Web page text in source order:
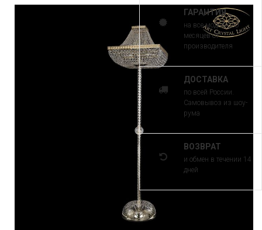
ГАРАНТИЯ
на все модели 30
месяцев от
производителя
ДОСТАВКА
по всей России.
Самовывоз из шоу-
рума
ВОЗВРАТ
и обмен в течении 14
дней